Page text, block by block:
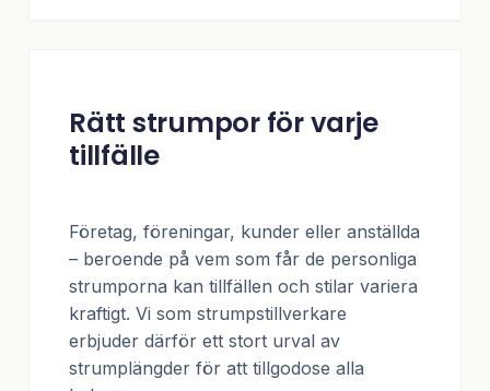
Rätt strumpor för varje
tillfälle
Företag, föreningar, kunder eller anställda
– beroende på vem som får de personliga
strumporna kan tillfällen och stilar variera
kraftigt. Vi som strumpstillverkare
erbjuder därför ett stort urval av
strumplängder för att tillgodose alla